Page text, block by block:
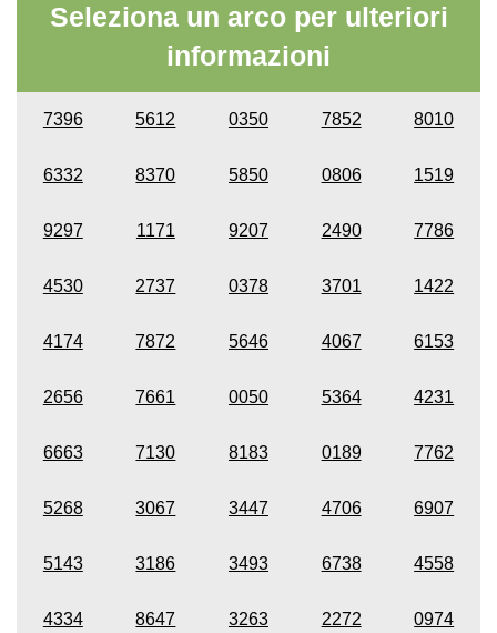
Seleziona un arco per ulteriori
informazioni
7396 5612 0350 7852 8010
6332 8370 5850 0806 1519
9297 1171 9207 2490 7786
4530 2737 0378 3701 1422
4174 7872 5646 4067 6153
2656 7661 0050 5364 4231
6663 7130 8183 0189 7762
5268 3067 3447 4706 6907
5143 3186 3493 6738 4558
4334 8647 3263 2272 0974